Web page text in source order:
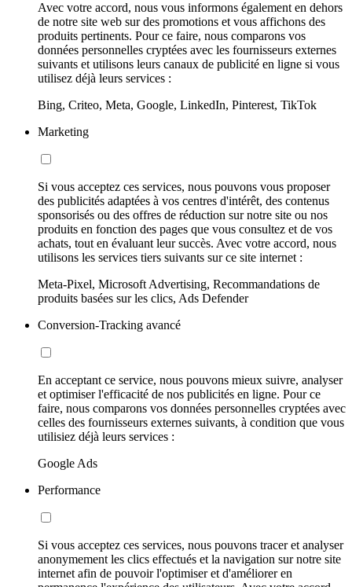
Avec votre accord, nous vous informons également en dehors
de notre site web sur des promotions et vous affichons des
produits pertinents. Pour ce faire, nous comparons vos
données personnelles cryptées avec les fournisseurs externes
suivants et utilisons leurs canaux de publicité en ligne si vous
utilisez déjà leurs services :
Bing, Criteo, Meta, Google, LinkedIn, Pinterest, TikTok
Marketing
Si vous acceptez ces services, nous pouvons vous proposer
des publicités adaptées à vos centres d'intérêt, des contenus
sponsorisés ou des offres de réduction sur notre site ou nos
produits en fonction des pages que vous consultez et de vos
achats, tout en évaluant leur succès. Avec votre accord, nous
utilisons les services tiers suivants sur ce site internet :
Meta-Pixel, Microsoft Advertising, Recommandations de
produits basées sur les clics, Ads Defender
Conversion-Tracking avancé
En acceptant ce service, nous pouvons mieux suivre, analyser
et optimiser l'efficacité de nos publicités en ligne. Pour ce
faire, nous comparons vos données personnelles cryptées avec
celles des fournisseurs externes suivants, à condition que vous
utilisiez déjà leurs services :
Google Ads
Performance
Si vous acceptez ces services, nous pouvons tracer et analyser
anonymement les clics effectués et la navigation sur notre site
internet afin de pouvoir l'optimiser et d'améliorer en